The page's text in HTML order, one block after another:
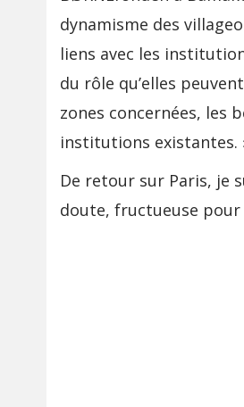
dynamisme des
liens avec les
du rôle qu’elles
zones concernées, les
institutions existantes.
De retour sur Paris, je
doute, fructueuse